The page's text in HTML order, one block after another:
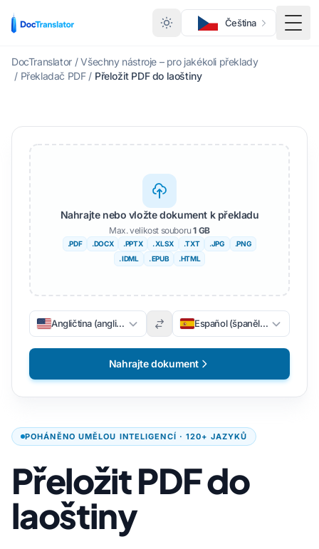
Čeština
DocTranslator / Všechny nástroje – pro jakékoli překlady
/ Překladač PDF / Přeložit PDF do laoštiny
POHÁNĚNO UMĚLOU INTELIGENCÍ · 120+ JAZYKŮ
Přeložit PDF do
laoštiny
Nahrajte nebo vložte dokument k překladu
Max. velikost souboru1 GB
.PDF .DOCX .PPTX . XLSX .TXT .JPG
.PNG
. IDML
. EPUB .HTML
Angličtina (angličtina) Español (španělsky)
Nahrajte dokument